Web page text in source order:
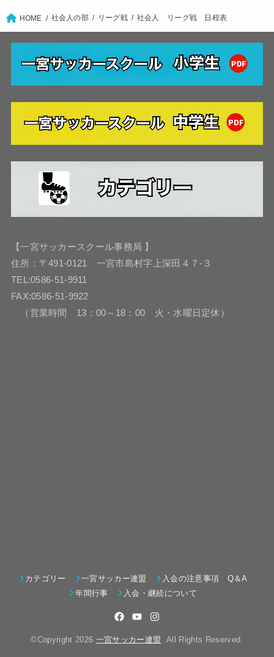
HOME 社会人の部 リーグ戦 社会人 リーグ戦 日程表
【一宮サッカースクール事務局 】
住所：〒491-0121 一宮市島村字上深田４７-３
TEL:0586-51-9911
FAX:0586-51-9922
（営業時間 13：00～18：00 火・水曜日定休）
カテゴリー 一宮サッカー連盟
入会の注意事項 Q＆A
年間行事
入会・継続について
©Copyright 2026 一宮サッカー連盟 .All Rights Reserved.